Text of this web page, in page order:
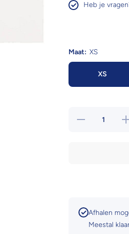
Heb je
Maat: XS
XS
Hoeveelheid
Afhalen
Meestal